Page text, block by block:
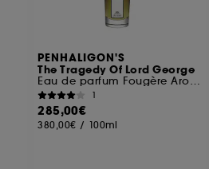
PENHALIGON'S
The Tragedy Of Lord George
Eau de parfum Fougère Aromatique
1
285,00€
380,00€ / 100ml